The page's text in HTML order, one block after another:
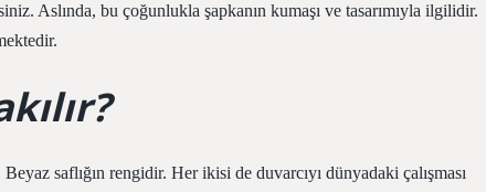
Aslında, bu çoğunlukla şapkanın kumaşı ve tasarımıyla ilgilidir.
saflığın rengidir. Her ikisi de duvarcıyı dünyadaki çalışması